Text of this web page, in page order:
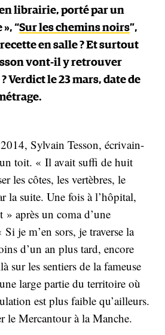
librairie, porté par un
“Sur les chemins noirs”,
en salle ? Et surtout
vont-il y retrouver
Verdict le 23 mars, date de
Sylvain Tesson, écrivain-
toit. « Il avait suffi de huit
les côtes, les vertèbres, le
la suite. Une fois à l’hôpital,
» après un coma d’une
je m’en sors, je traverse la
d’un an plus tard, encore
sur les sentiers de la fameuse
large partie du territoire où
est plus faible qu’ailleurs.
le Mercantour à la Manche.